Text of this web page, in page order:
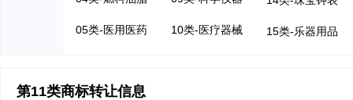
05类-医用医药 10类-医疗器械 15类-乐器用品
第11类商标转让信息